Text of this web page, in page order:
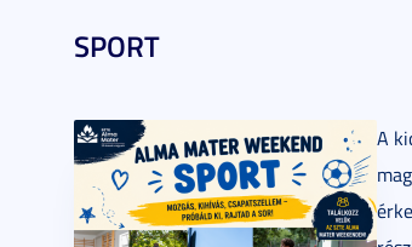
SPORT
A